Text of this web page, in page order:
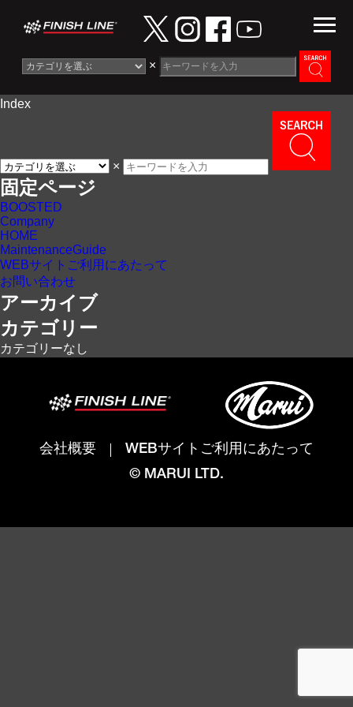
×
Information
Maintenance Guide
Contact
Index
×
固定ページ
BOOSTED
Company
HOME
MaintenanceGuide
WEBサイトご利用にあたって
お問い合わせ
アーカイブ
カテゴリー
カテゴリーなし
会社概要
WEBサイトご利用にあたって
© MARUI LTD.